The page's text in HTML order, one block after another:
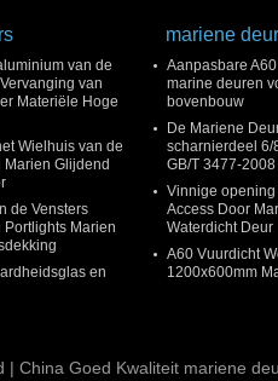
van de
van
Materiële Hoge
Wielhuis van de
Marien Glijdend
de Vensters
Portlights Marien
en
mariene
Aanpasbare
marine deuren
bovenbouw
De Mariene
scharnierdeel 6/
GB/T 3477-
Vinnige
Access Door
Waterdicht Deur
A60 Vuurdicht
1200x600mm
| China Goed Kwaliteit mariene